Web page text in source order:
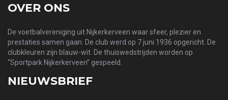
OVER ONS
De voetbalvereniging uit Nijkerkerveen waar sfeer, plezier en
prestaties samen gaan. De club werd op 7 juni 1936 opgericht. De
clubkleuren zijn blauw-wit. De thuiswedstrijden worden op
“Sportpark Nijkerkerveen” gespeeld.
NIEUWSBRIEF